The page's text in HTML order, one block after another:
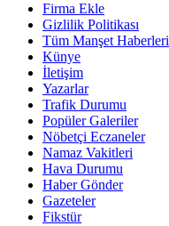
Firma Ekle
Gizlilik Politikası
Tüm Manşet Haberleri
Künye
İletişim
Yazarlar
Trafik Durumu
Popüler Galeriler
Nöbetçi Eczaneler
Namaz Vakitleri
Hava Durumu
Haber Gönder
Gazeteler
Fikstür